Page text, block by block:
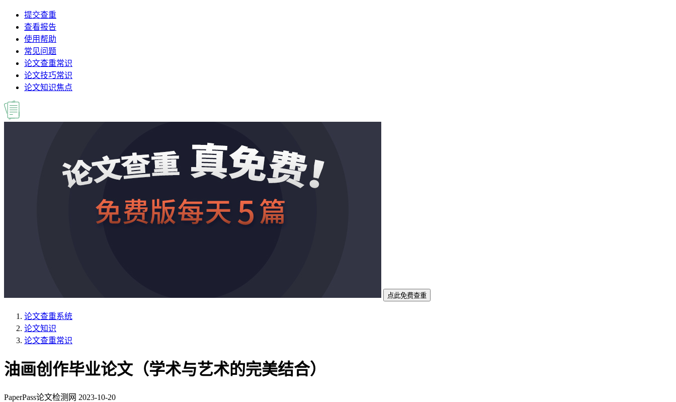
提交查重
查看报告
使用帮助
常见问题
论文查重常识
论文技巧常识
论文知识焦点
点此免费查重
论文查重系统
论文知识
论文查重常识
油画创作毕业论文（学术与艺术的完美结合）
PaperPass论文检测网 2023-10-20